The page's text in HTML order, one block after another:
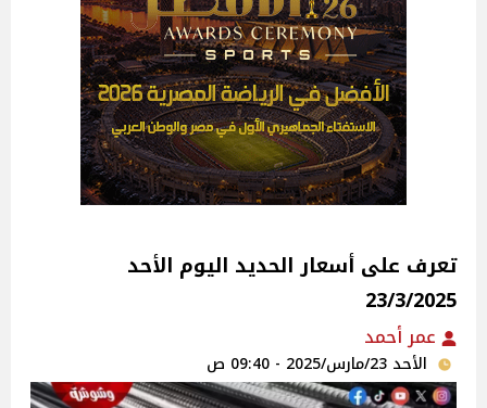
تعرف على أسعار الحديد اليوم الأحد
23/3/2025
عمر أحمد
الأحد 23/مارس/2025 - 09:40 ص